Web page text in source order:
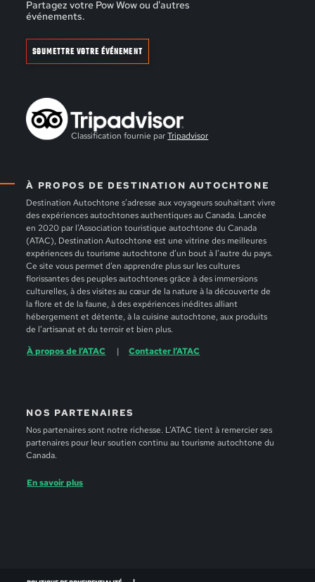
À PROPOS DE DESTINATION AUTOCHTONE
Destination Autochtone s’adresse aux voyageurs souhaitant vivre
des expériences autochtones authentiques au Canada. Lancée
en 2020 par l’Association touristique autochtone du Canada
(ATAC), Destination Autochtone est une vitrine des meilleures
expériences du tourisme autochtone d’un bout à l’autre du pays.
Ce site vous permet d’en apprendre plus sur les cultures
florissantes des peuples autochtones grâce à des immersions
culturelles, à des visites au cœur de la nature à la découverte de
la flore et de la faune, à des expériences inédites alliant
hébergement et détente, à la cuisine autochtone, aux produits
de l’artisanat et du terroir et bien plus.
À propos de l’ATAC
Contacter l’ATAC
NOS PARTENAIRES
Nos partenaires sont notre richesse. L’ATAC tient à remercier ses
partenaires pour leur soutien continu au tourisme autochtone du
Canada.
En savoir plus
Partagez votre Pow Wow ou d'autres
événements.
SOUMETTRE VOTRE ÉVÉNEMENT
Classification fournie parTripadvisor